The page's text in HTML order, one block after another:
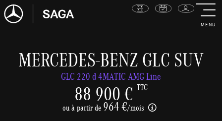
MENU
MERCEDES-BENZ GLC SUV
GLC 220 d 4MATIC AMG Line
88 900 € TTC
ou à partir de 964 €/mois